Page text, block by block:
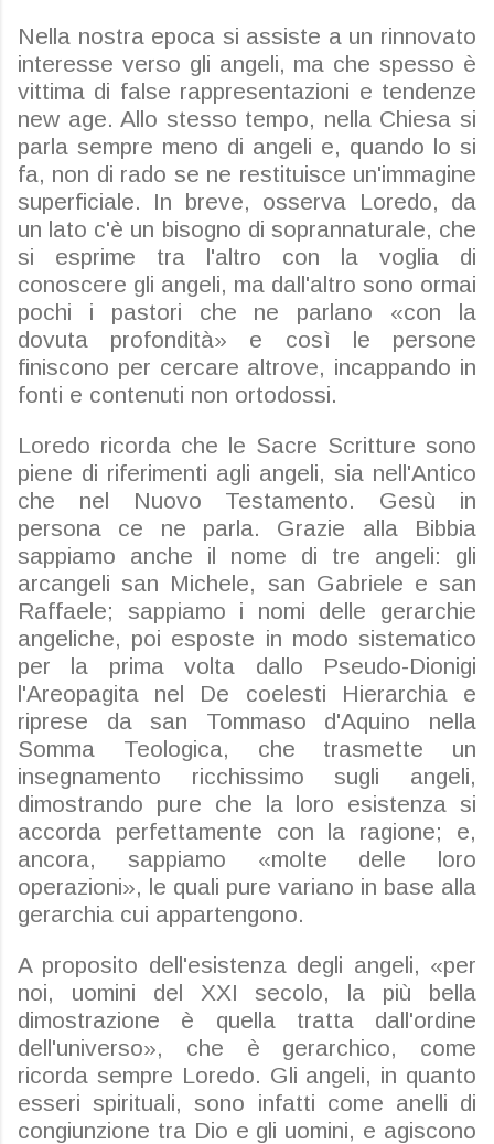
Nella nostra epoca si assiste a un rinnovato
interesse verso gli angeli, ma che spesso è
vittima di false rappresentazioni e tendenze
new age. Allo stesso tempo, nella Chiesa si
parla sempre meno di angeli e, quando lo si
fa, non di rado se ne restituisce un'immagine
superficiale. In breve, osserva Loredo, da
un lato c'è un bisogno di soprannaturale, che
si esprime tra l'altro con la voglia di
conoscere gli angeli, ma dall'altro sono ormai
pochi i pastori che ne parlano «con la
dovuta profondità» e così le persone
finiscono per cercare altrove, incappando in
fonti e contenuti non ortodossi.
Loredo ricorda che le Sacre Scritture sono
piene di riferimenti agli angeli, sia nell'Antico
che nel Nuovo Testamento. Gesù in
persona ce ne parla. Grazie alla Bibbia
sappiamo anche il nome di tre angeli: gli
arcangeli san Michele, san Gabriele e san
Raffaele; sappiamo i nomi delle gerarchie
angeliche, poi esposte in modo sistematico
per la prima volta dallo Pseudo-Dionigi
l'Areopagita nel De coelesti Hierarchia e
riprese da san Tommaso d'Aquino nella
Somma Teologica, che trasmette un
insegnamento ricchissimo sugli angeli,
dimostrando pure che la loro esistenza si
accorda perfettamente con la ragione; e,
ancora, sappiamo «molte delle loro
operazioni», le quali pure variano in base alla
gerarchia cui appartengono.
A proposito dell'esistenza degli angeli, «per
noi, uomini del XXI secolo, la più bella
dimostrazione è quella tratta dall'ordine
dell'universo», che è gerarchico, come
ricorda sempre Loredo. Gli angeli, in quanto
esseri spirituali, sono infatti come anelli di
congiunzione tra Dio e gli uomini, e agiscono